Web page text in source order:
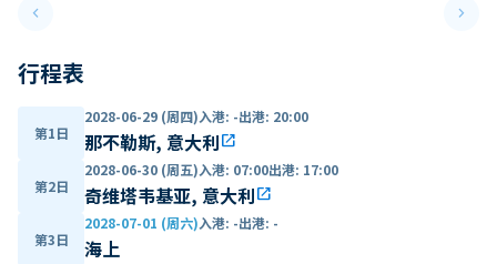
keyboard_arrow_leftPrevious slide keyboard_arrow_right
行程表
第1日
2028-06-29 (周四)入港: -出港: 20:00
那不勒斯, 意大利open_in_new
第2日
2028-06-30 (周五)入港: 07:00出港: 17:00
奇维塔韦基亚, 意大利open_in_new
第3日
2028-07-01 (周六)入港: -出港: -
海上